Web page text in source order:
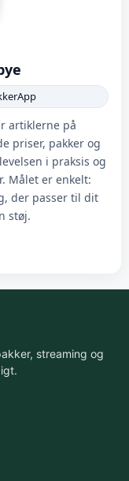
artiklerne på
priser, pakker og
i praksis og
Målet er enkelt:
der passer til dit
støj.
streaming og